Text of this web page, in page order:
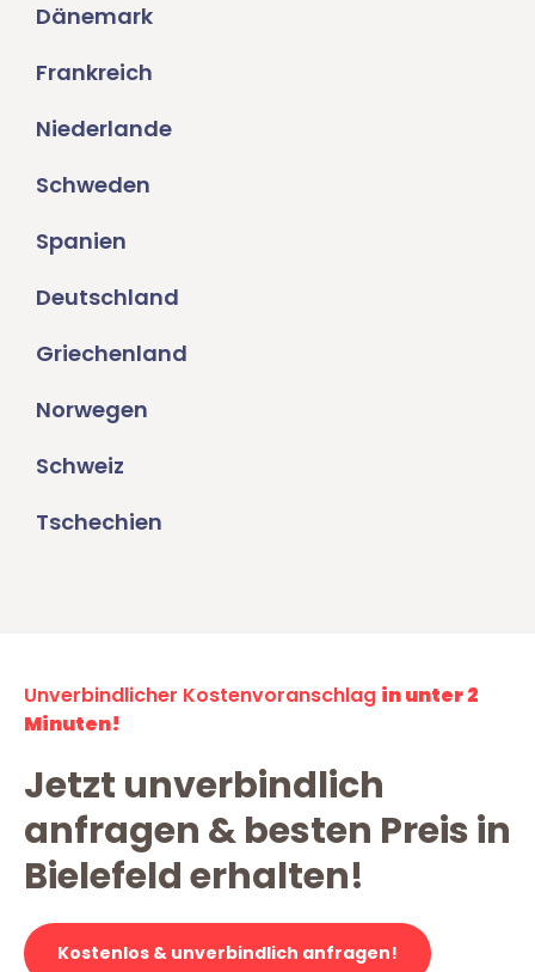
Dänemark
Frankreich
Niederlande
Schweden
Spanien
Deutschland
Griechenland
Norwegen
Schweiz
Tschechien
Unverbindlicher Kostenvoranschlag in unter 2
Minuten!
Jetzt unverbindlich
anfragen & besten Preis in
Bielefeld erhalten!
Kostenlos & unverbindlich anfragen!